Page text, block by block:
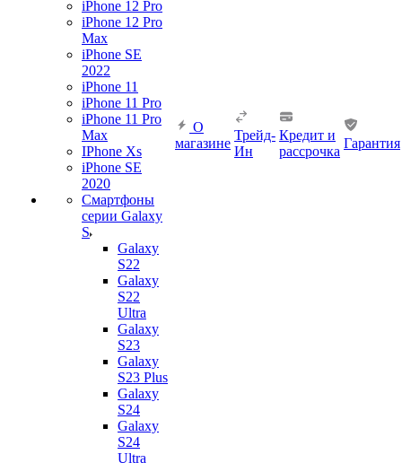
iPhone 12 Pro
iPhone 12 Pro
Max
iPhone SE
2022
iPhone 11
iPhone 11 Pro
iPhone 11 Pro
Max
IPhone Xs
iPhone SE
2020
Смартфоны
серии Galaxy
S
Galaxy
S22
Galaxy
S22
Ultra
Galaxy
S23
Galaxy
S23 Plus
Galaxy
S24
Galaxy
S24
Ultra
О
магазине
Трейд-
Ин
Кредит и
рассрочка
Гарантия